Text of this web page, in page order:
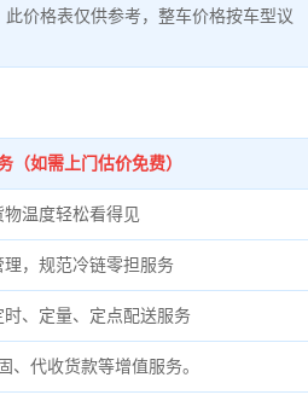
价格表仅供参考，整车价格按车型议
如需上门估价免费）
温度轻松看得见
，规范冷链零担服务
、定量、定点配送服务
代收货款等增值服务。